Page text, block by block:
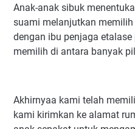
Anak-anak sibuk
suami melanjutkan
dengan ibu penjaga
memilih di antara banyak
Akhirnyaa kami telah
kami kirimkan ke alamat